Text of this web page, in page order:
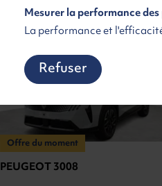
Offre du moment
PEUGEOT 3008
Mesurer la performance
La performance et
Refuser